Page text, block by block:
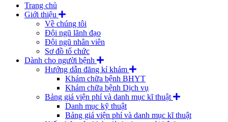
Trang chủ
Giới thiệu
Về chúng tôi
Đội ngũ lãnh đạo
Đội ngũ nhân viên
Sơ đồ tổ chức
Dành cho người bệnh
Hướng dẫn đăng kí khám
Khám chữa bệnh BHYT
Khám chữa bệnh Dịch vụ
Bảng giá viện phí và danh mục kĩ thuật
Danh mục kỹ thuật
Bảng giá viện phí và danh mục kĩ thuật